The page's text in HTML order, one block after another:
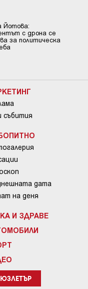
Йотова:
с дрона се
за политическа
събития
дата
на деня
И ЗДРАВЕ